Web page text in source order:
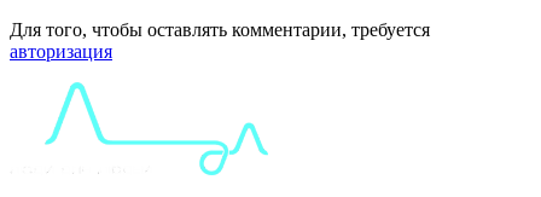
Для того, чтобы оставлять комментарии, требуется
авторизация